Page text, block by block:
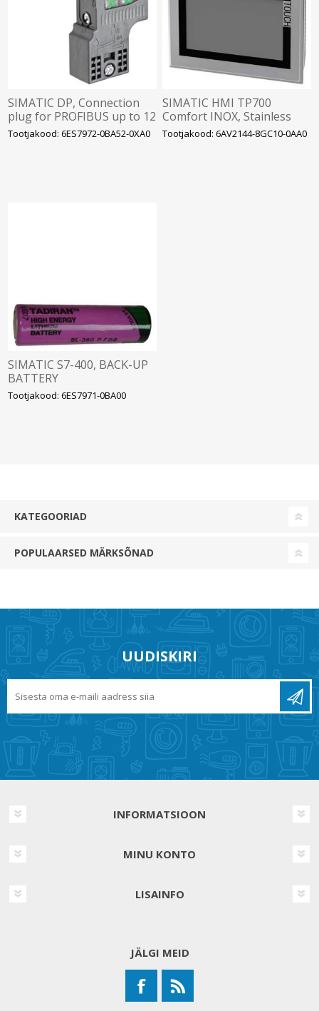
SIMATIC DP, Connection
plug for PROFIBUS up to 12
Mbit/s 90° cable outlet,
Siemens
Tootjakood: 6ES7972-0BA52-0XA0
SIMATIC HMI TP700
Comfort INOX, Stainless
steel front, Con- tinuous
decorative film, Degree of
Tootjakood: 6AV2144-8GC10-0AA0
SIMATIC S7-400, BACK-UP
BATTERY
Tootjakood: 6ES7971-0BA00
KATEGOORIAD
POPULAARSED MÄRKSÕNAD
UUDISKIRI
INFORMATSIOON
MINU KONTO
LISAINFO
JÄLGI MEID